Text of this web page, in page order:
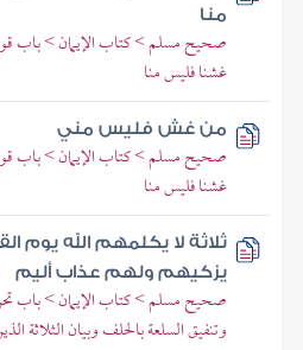
منا
صحيح مسلم > كتاب الإيمان > باب
غشنا فليس منا
من غش فليس مني
صحيح مسلم > كتاب الإيمان > باب
غشنا فليس منا
ثلاثة لا يكلمهم الله يوم
يزكيهم ولهم عذاب أليم
صحيح مسلم > كتاب الإيمان > باب
وتنفيق السلعة بالحلف وبيان الثلاثة